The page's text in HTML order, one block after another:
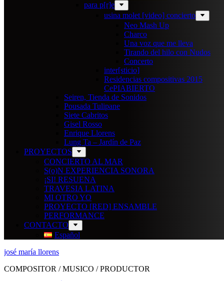
para p[r]e
usina molet [video] concierto
Neo Mash Up
Charco
Una voz que me lleva
Tirando del hilo con Nudos
Concerto
inter[sticio]
Residencias compositivas 2015
CePIABIERTO
Seiren, Tienda de Sonidos
Pousada Tulipane
Siete Cabritos
Gisel Rosso
Enrique Llorens
Lung Ta – Jardín de Paz
PROYECTOS
CONCIERTO AL MAR
S(o)N EXPERIENCIA SONORA
¡SI! RESUENA
TRAVESIA LATINA
MI OTRO YO
PROYECTO [RED] ENSAMBLE
PERFORMANCE
CONTACTO
Español
josé maría llorens
COMPOSITOR / MUSICO / PRODUCTOR